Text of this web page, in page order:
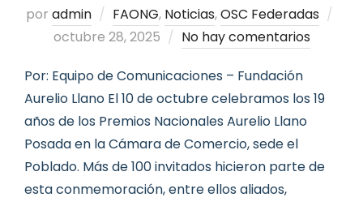
por admin FAONG, Noticias,OSC Federadas
octubre 28, 2025 No hay comentarios
Por: Equipo de Comunicaciones – Fundación
Aurelio Llano El 10 de octubre celebramos los 19
años de los Premios Nacionales Aurelio Llano
Posada en la Cámara de Comercio, sede el
Poblado. Más de 100 invitados hicieron parte de
esta conmemoración, entre ellos aliados,